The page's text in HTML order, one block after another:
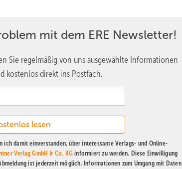
mit dem ERE Newsletter!
Sie regelmäßig von uns ausgewählte Informationen
kostenlos direkt ins Postfach.
ich damit einverstanden, über interessante Verlags- und Online-
Verlag GmbH & Co. KGinformiert zu werden. Diese Einwilligung
ist jederzeit möglich. Informationen zum Umgang mit Daten